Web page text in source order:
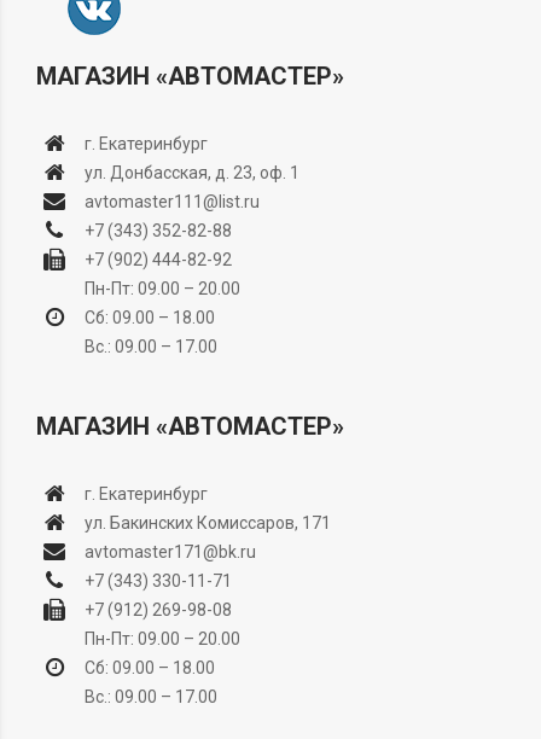
МАГАЗИН «АВТОМАСТЕР»
г. Екатеринбург
ул. Донбасская, д. 23, оф. 1
avtomaster111@list.ru
+7 (343) 352-82-88
+7 (902) 444-82-92
Пн-Пт: 09.00 – 20.00
Сб: 09.00 – 18.00
Вс.: 09.00 – 17.00
МАГАЗИН «АВТОМАСТЕР»
г. Екатеринбург
ул. Бакинских Комиссаров, 171
avtomaster171@bk.ru
+7 (343) 330-11-71
+7 (912) 269-98-08
Пн-Пт: 09.00 – 20.00
Сб: 09.00 – 18.00
Вс.: 09.00 – 17.00